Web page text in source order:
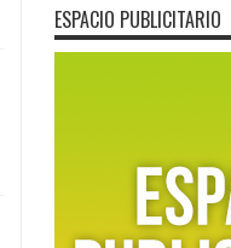
ESPACIO PUBLICITARIO